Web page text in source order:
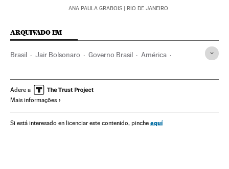
ANA PAULA GRABOIS | RIO DE JANEIRO
ARQUIVADO EM
Brasil Jair Bolsonaro Governo Brasil América
STF Partido Social Liberal
Senado Federal
Adere a
Mais informações
Si está interesado en licenciar este contenido, pinche aquí